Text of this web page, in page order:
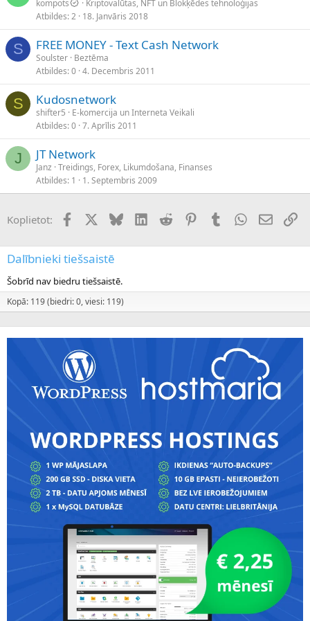
kompots
Kriptovalūtas, NFT un Blokķēdes tehnoloģijas
Atbildes 2 18. Janvāris 2018
S FREE MONEY - Text Cash Network
Soulster Beztēma
Atbildes 0 4. Decembris 2011
S Kudosnetwork
shifter5
E-komercija un Interneta Veikali
Atbildes 0 7. Aprīlis 2011
J JT Network
Janz Treidings, Forex, Likumdošana, Finanses
Atbildes 1 1. Septembris 2009
Koplietot: FacebookX (Twitter)
BlueskyLinkedInReddit PinterestTumblrWhatsApp
E-pasts
Dalībnieki tiešsaistē
Šobrīd nav biedru tiešsaistē.
Kopā: 119 (biedri: 0, viesi: 119)